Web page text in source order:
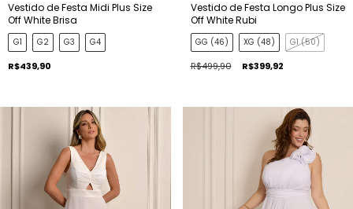
Vestido de Festa Midi Plus Size
Off White Brisa
G1 G2 G3 G4
R$439,90
Vestido de Festa Longo Plus Size
Off White Rubi
GG (46) XG (48) G1 (50)
R$499,90 R$399,92